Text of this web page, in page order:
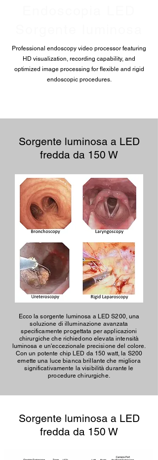
Professional endoscopy video processor featuring
HD visualization, recording capability, and
optimized image processing for flexible and rigid
endoscopic procedures.
Sorgente luminosa a LED
fredda da 150 W
Ecco la sorgente luminosa a LED S200, una
soluzione di illuminazione avanzata
specificamente progettata per applicazioni
chirurgiche che richiedono elevata intensità
luminosa e un'eccezionale precisione del colore.
Con un potente chip LED da 150 watt, la S200
emette una luce bianca brillante che migliora
significativamente la visibilità durante le
procedure chirurgiche.
Sorgente luminosa a LED
fredda da 150 W